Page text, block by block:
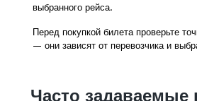
выбранного рейса.
Перед покупкой билета проверьте
— они зависят от перевозчика и
Часто